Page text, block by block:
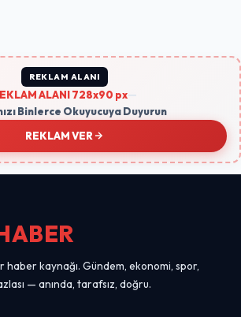
REKLAM ALANI
ALANI 728x90 px
Binlerce Okuyucuya Duyurun
REKLAM VER
kaynağı. Gündem, ekonomi, spor,
— anında, tarafsız, doğru.